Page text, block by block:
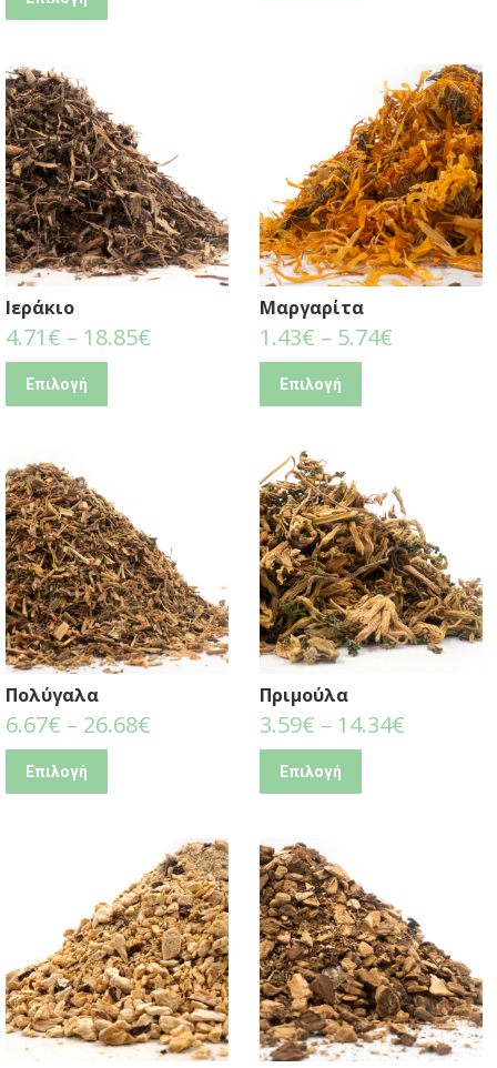
Ιεράκιο
4.71€ – 18.85€
Επιλογή
Μαργαρίτα
1.43€ – 5.74€
Επιλογή
Πολύγαλα
6.67€ – 26.68€
Επιλογή
Πριμούλα
3.59€ – 14.34€
Επιλογή